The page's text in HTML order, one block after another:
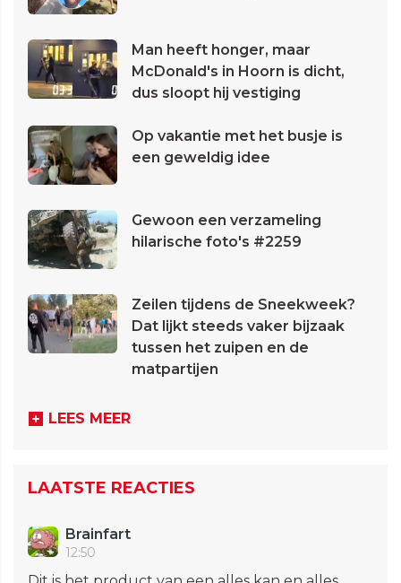
Man heeft honger, maar
McDonald's in Hoorn is dicht,
dus sloopt hij vestiging
Op vakantie met het busje is
een geweldig idee
Gewoon een verzameling
hilarische foto's #2259
Zeilen tijdens de Sneekweek?
Dat lijkt steeds vaker bijzaak
tussen het zuipen en de
matpartijen
LEES MEER
LAATSTE REACTIES
Brainfart
12:50